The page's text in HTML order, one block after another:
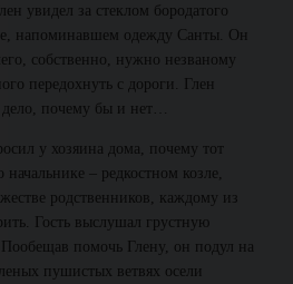
увидел за стеклом бородатого
напоминавшем одежду Санты. Он
собственно, нужно незваному
передохнуть с дороги. Глен
дело, почему бы и нет…
у хозяина дома, почему тот
– редкостном козле,
родственников, каждому из
Гость выслушал грустную
помочь Глену, он подул на
пушистых ветвях осели